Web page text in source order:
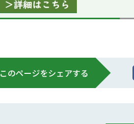
このページをシェアする